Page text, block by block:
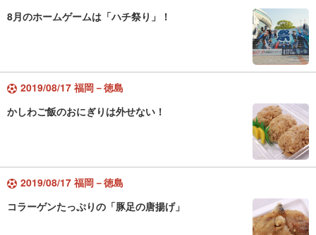
8月のホームゲームは「ハチ祭り」！
2019/08/17 福岡－徳島
かしわご飯のおにぎりは外せない！
2019/08/17 福岡－徳島
コラーゲンたっぷりの「豚足の唐揚げ」